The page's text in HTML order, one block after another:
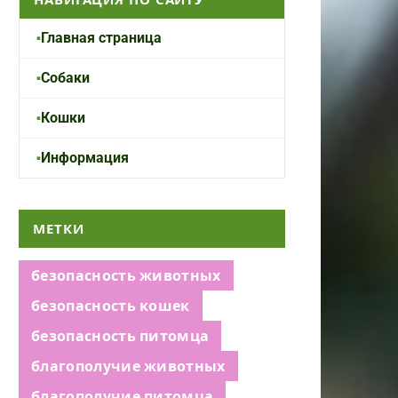
Главная страница
Собаки
Кошки
Информация
МЕТКИ
безопасность животных
безопасность кошек
безопасность питомца
благополучие животных